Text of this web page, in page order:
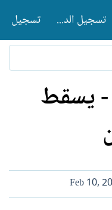
تسجيل الدخول تسجيل
- يسقط
Feb 10,